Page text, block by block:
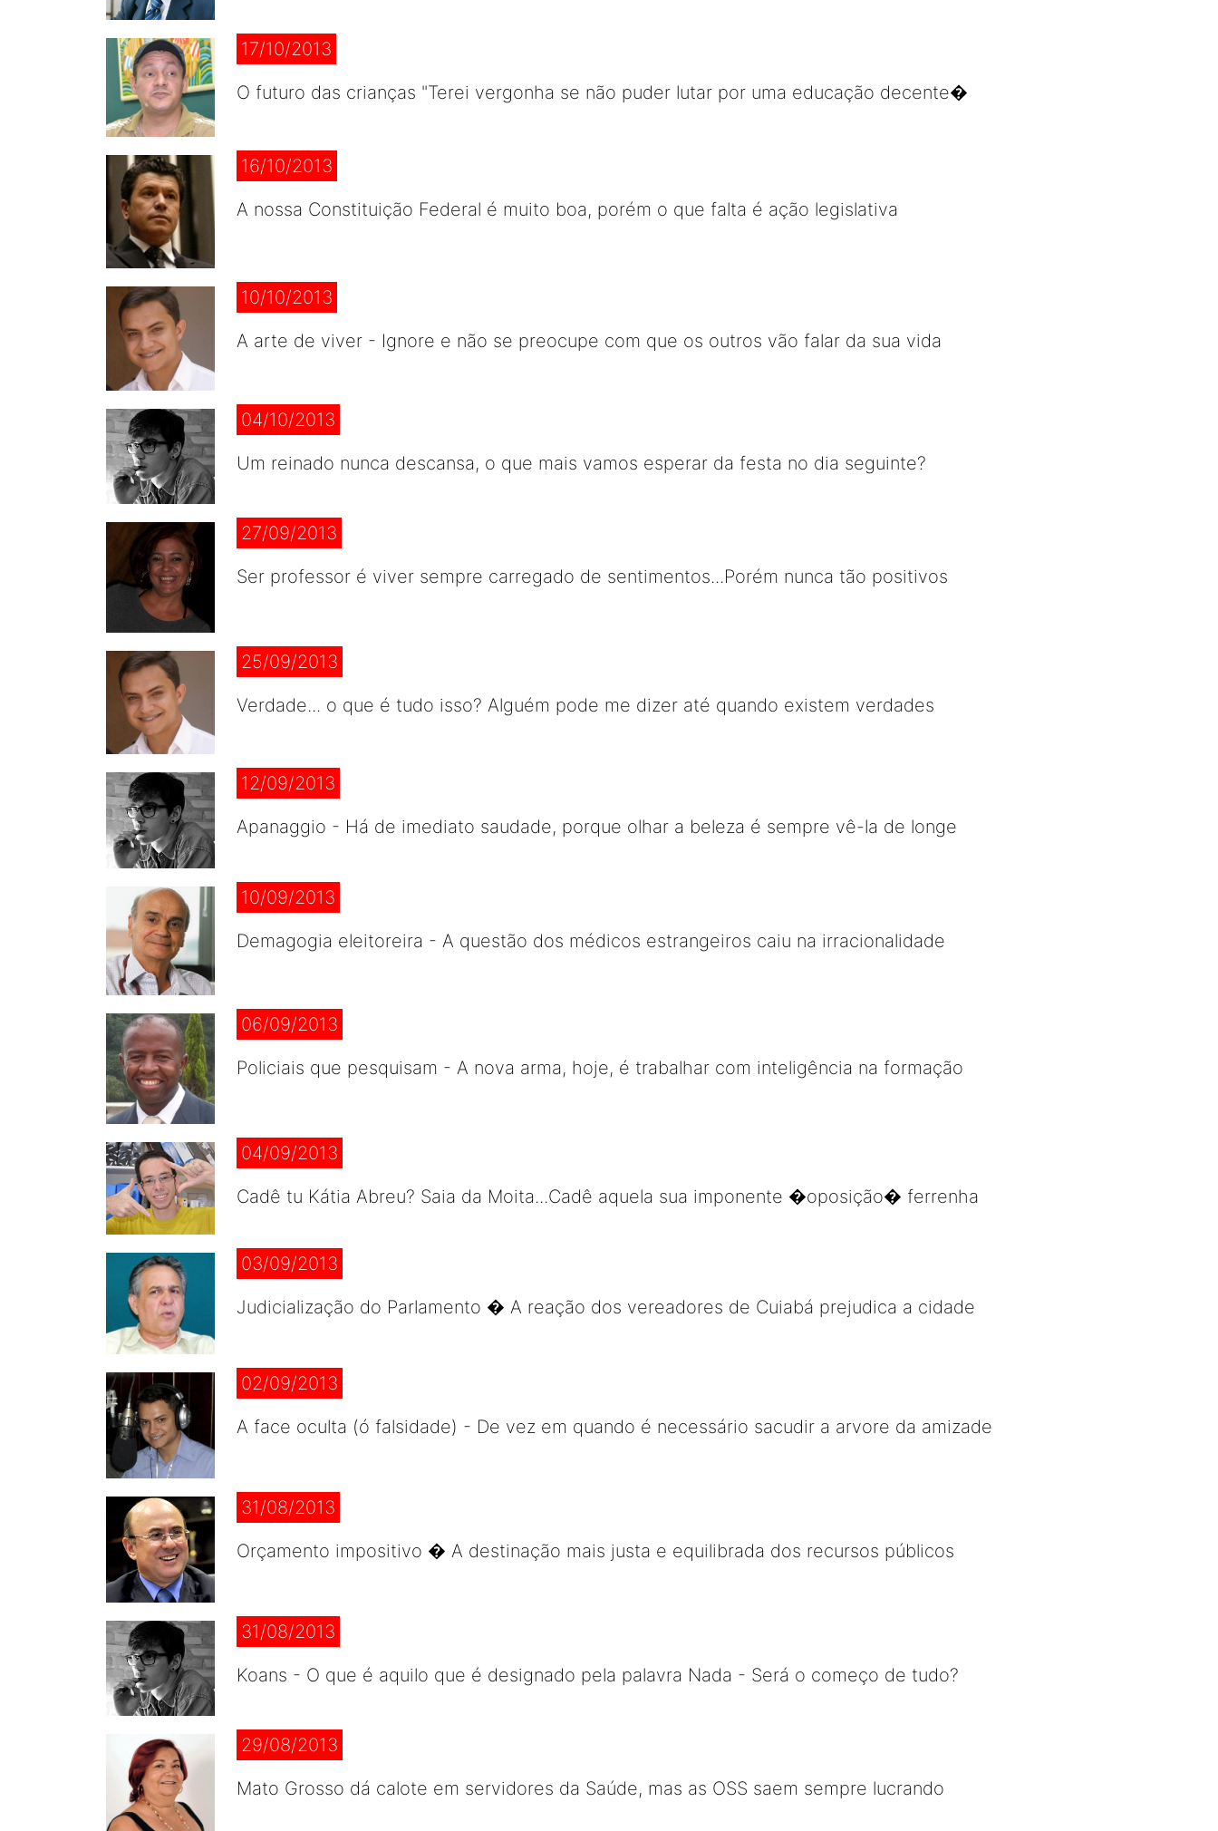
17/10/2013
O futuro das crianças "Terei vergonha se não puder lutar por uma educação decente�
16/10/2013
A nossa Constituição Federal é muito boa, porém o que falta é ação legislativa
10/10/2013
A arte de viver - Ignore e não se preocupe com que os outros vão falar da sua vida
04/10/2013
Um reinado nunca descansa, o que mais vamos esperar da festa no dia seguinte?
27/09/2013
Ser professor é viver sempre carregado de sentimentos...Porém nunca tão positivos
25/09/2013
Verdade... o que é tudo isso? Alguém pode me dizer até quando existem verdades
12/09/2013
Apanaggio - Há de imediato saudade, porque olhar a beleza é sempre vê-la de longe
10/09/2013
Demagogia eleitoreira - A questão dos médicos estrangeiros caiu na irracionalidade
06/09/2013
Policiais que pesquisam - A nova arma, hoje, é trabalhar com inteligência na formação
04/09/2013
Cadê tu Kátia Abreu? Saia da Moita...Cadê aquela sua imponente �oposição� ferrenha
03/09/2013
Judicialização do Parlamento � A reação dos vereadores de Cuiabá prejudica a cidade
02/09/2013
A face oculta (ó falsidade) - De vez em quando é necessário sacudir a arvore da amizade
31/08/2013
Orçamento impositivo � A destinação mais justa e equilibrada dos recursos públicos
31/08/2013
Koans - O que é aquilo que é designado pela palavra Nada - Será o começo de tudo?
29/08/2013
Mato Grosso dá calote em servidores da Saúde, mas as OSS saem sempre lucrando